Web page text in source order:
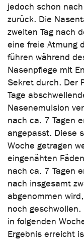
jedoch schon
zurück. Die
zweiten Tag nach
eine freie Atmung
führen während
Nasenpflege mit
Sekret durch. Der
Tage
Nasenemulsion
nach ca. 7 Tagen
angepasst. Diese
Woche getragen
eingenähten
nach ca. 7 Tagen
nach insgesamt
abgenommen
noch
in folgenden
Ergebnis erreicht